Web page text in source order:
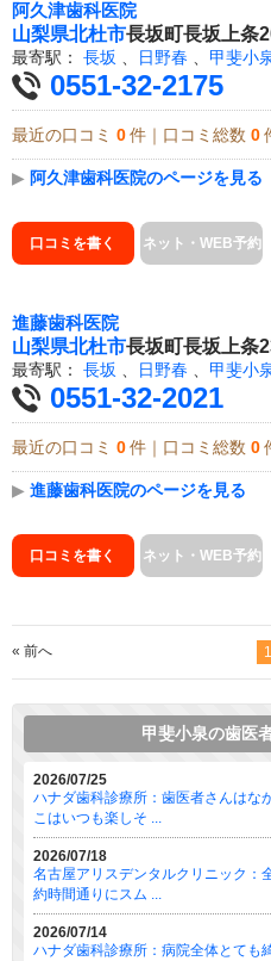
阿久津歯科医院
山梨県北杜市長坂町長坂上条
最寄駅： 長坂 、 日野春 、 甲斐小
0551-32-2175
最近の口コミ 0 件｜口コミ総数 0
▶ 阿久津歯科医院のページを見る
口コミを書く ネット・WEB予約
進藤歯科医院
山梨県北杜市長坂町長坂上条
最寄駅： 長坂 日野春 甲斐小
0551-32-2021
最近の口コミ 0 件｜口コミ総数 0
▶ 進藤歯科医院のページを見る
口コミを書く ネット・WEB予約
« 前へ 1
甲斐小泉の歯医
2026/07/25
ハナダ歯科診療所：歯医者さんはな
こはいつも楽しそ ...
2026/07/18
名古屋アリスデンタルクリニック：
約時間通りにスム ...
2026/07/14
ハナダ歯科診療所：病院全体とても